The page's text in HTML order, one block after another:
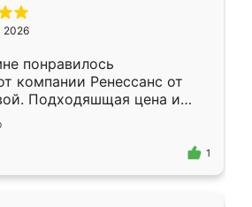
2026
понравилось
компании Ренессанс от
Подходяшщая цена и
изготовления. Приехавший
Владислав
эскизу самый
1